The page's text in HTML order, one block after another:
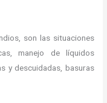
son las situaciones
manejo de líquidos
y descuidadas, basuras